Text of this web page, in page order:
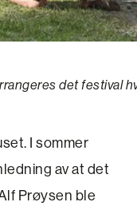
det festival
I sommer
av at det
Prøysen ble